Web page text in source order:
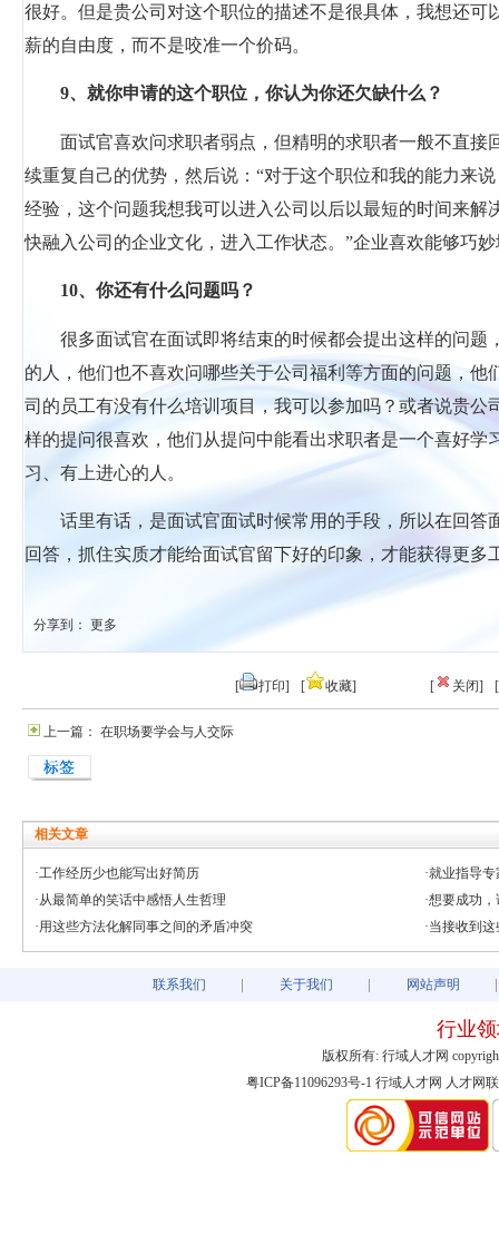
很好。但是贵公司对这个职位的描述不是很具体，我想还可
薪的自由度，而不是咬准一个价码。
9、就你申请的这个职位，你认为你还欠缺什么？
面试官喜欢问求职者弱点，但精明的求职者一般不直接
续重复自己的优势，然后说：“对于这个职位和我的能力来
经验，这个问题我想我可以进入公司以后以最短的时间来解
快融入公司的企业文化，进入工作状态。”企业喜欢能够巧
10、你还有什么问题吗？
很多面试官在面试即将结束的时候都会提出这样的问题
的人，他们也不喜欢问哪些关于公司福利等方面的问题，他
司的员工有没有什么培训项目，我可以参加吗？或者说贵公
样的提问很喜欢，他们从提问中能看出求职者是一个喜好学
习、有上进心的人。
话里有话，是面试官面试时候常用的手段，所以在回答
回答，抓住实质才能给面试官留下好的印象，才能获得更多
分享到： 更多
[ 打印] [ 收藏] [ 关闭] [
上一篇： 在职场要学会与人交际
相关文章
·工作经历少也能写出好简历
·就业指导
·从最简单的笑话中感悟人生哲理
·想要成功
·用这些方法化解同事之间的矛盾冲突
·当接收到
联系我们 关于我们 网站声明
行业
版权所有: 行域人才网
粤ICP备11096293号-1 行域人才网 人才网联